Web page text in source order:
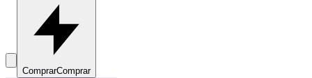
ComprarComprar